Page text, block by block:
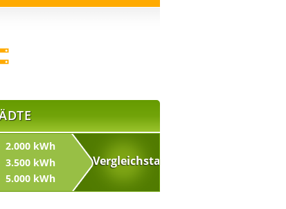
2.000 kWh
3.500 kWh
5.000 kWh